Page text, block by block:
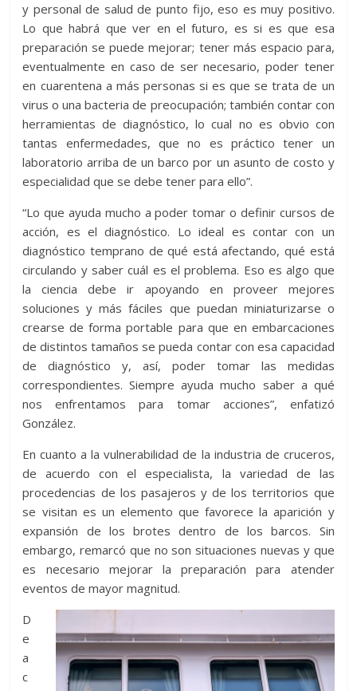
y personal de salud de punto fijo, eso es muy positivo.
Lo que habrá que ver en el futuro, es si es que esa
preparación se puede mejorar; tener más espacio para,
eventualmente en caso de ser necesario, poder tener
en cuarentena a más personas si es que se trata de un
virus o una bacteria de preocupación; también contar con
herramientas de diagnóstico, lo cual no es obvio con
tantas enfermedades, que no es práctico tener un
laboratorio arriba de un barco por un asunto de costo y
especialidad que se debe tener para ello”.
“Lo que ayuda mucho a poder tomar o definir cursos de
acción, es el diagnóstico. Lo ideal es contar con un
diagnóstico temprano de qué está afectando, qué está
circulando y saber cuál es el problema. Eso es algo que
la ciencia debe ir apoyando en proveer mejores
soluciones y más fáciles que puedan miniaturizarse o
crearse de forma portable para que en embarcaciones
de distintos tamaños se pueda contar con esa capacidad
de diagnóstico y, así, poder tomar las medidas
correspondientes. Siempre ayuda mucho saber a qué
nos enfrentamos para tomar acciones”, enfatizó
González.
En cuanto a la vulnerabilidad de la industria de cruceros,
de acuerdo con el especialista, la variedad de las
procedencias de los pasajeros y de los territorios que
se visitan es un elemento que favorece la aparición y
expansión de los brotes dentro de los barcos. Sin
embargo, remarcó que no son situaciones nuevas y que
es necesario mejorar la preparación para atender
eventos de mayor magnitud.
D
e
a
c